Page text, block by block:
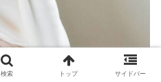
検索 トップ サイドバー